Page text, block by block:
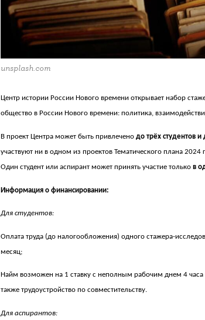
unsplash.com
Центр истории России Нового времени открывает набор
общество в России Нового времени: политика,
В проект Центра может быть привлеченодо трёх студентов и
участвуют ни в одном из проектов Тематического плана
Один студент или аспирант может принять участие тольков
Информация о финансировании:
Для студентов:
Оплата труда (до налогообложения) одного стажера-
месяц;
Найм возможен на 1 ставку с неполным рабочим днем 4
также трудоустройство по совместительству.
Для аспирантов: